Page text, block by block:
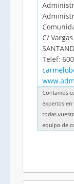
C/
Telef:
Contamos
expertos en
todas
equipo de